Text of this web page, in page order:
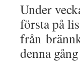
Under
första på
från
denna